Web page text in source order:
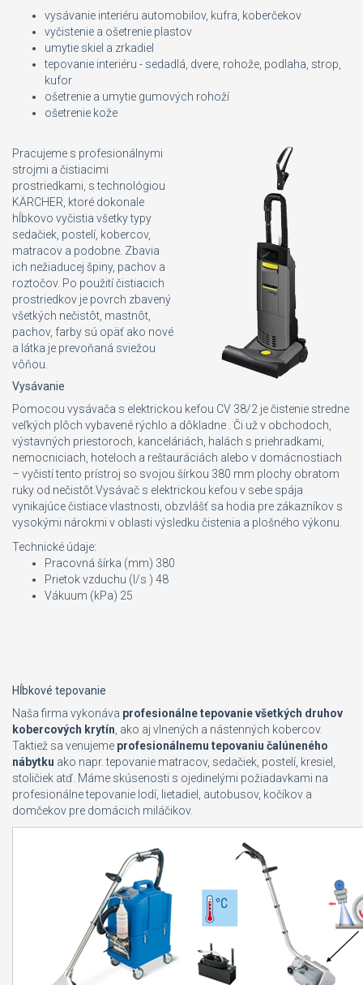
vysávanie interiéru automobilov, kufra, koberčekov
vyčistenie a ošetrenie plastov
umytie skiel a zrkadiel
tepovanie interiéru - sedadlá, dvere, rohože, podlaha, strop,
kufor
ošetrenie a umytie gumových rohoží
ošetrenie kože
Pracujeme s profesionálnymi
strojmi a čistiacimi
prostriedkami, s technológiou
KÄRCHER, ktoré dokonale
hĺbkovo vyčistia všetky typy
sedačiek, postelí, kobercov,
matracov a podobne. Zbavia
ich nežiaducej špiny, pachov a
roztočov. Po použití čistiacich
prostriedkov je povrch zbavený
všetkých nečistôt, mastnôt,
pachov, farby sú opäť ako nové
a látka je prevoňaná sviežou
vôňou.
Vysávanie
Pomocou vysávača s elektrickou kefou CV 38/2 je čistenie stredne
veľkých plôch vybavené rýchlo a dôkladne . Či už v obchodoch,
výstavných priestoroch, kanceláriách, halách s priehradkami,
nemocniciach, hoteloch a reštauráciách alebo v domácnostiach
– vyčistí tento prístroj so svojou šírkou 380 mm plochy obratom
ruky od nečistôt.Vysávač s elektrickou kefou v sebe spája
vynikajúce čistiace vlastnosti, obzvlášť sa hodia pre zákazníkov s
vysokými nárokmi v oblasti výsledku čistenia a plošného výkonu.
Technické údaje:
Pracovná šírka (mm) 380
Prietok vzduchu (l/s ) 48
Vákuum (kPa) 25
Hĺbkové tepovanie
Naša firma vykonáva profesionálne tepovanie všetkých druhov
kobercových krytín , ako aj vlnených a nástenných kobercov.
Taktiež sa venujeme profesionálnemu tepovaniu čalúneného
nábytku ako napr. tepovanie matracov, sedačiek, postelí, kresiel,
stoličiek atď. Máme skúsenosti s ojedinelými požiadavkami na
profesionálne tepovanie lodí, lietadiel, autobusov, kočíkov a
domčekov pre domácich miláčikov.